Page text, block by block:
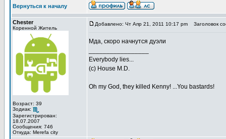
Вернуться к началу
Chester
Коренной Житель
Возраст: 39
Зодиак:
Зарегистрирован:
18.07.2007
Сообщения: 746
Откуда: Merefa city
Добавлено: Чт Апр 21, 2011 10:17 pm Заголовок
Мда, скоро начнутся дуэли
Everybody lies...
(с) House M.D.
Oh my God, they killed Kenny! ...You bastards!